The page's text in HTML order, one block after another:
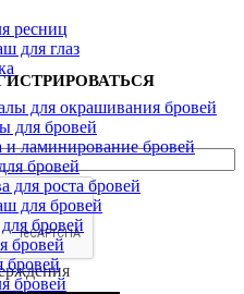
ресниц
для глаз
для окрашивания бровей
для бровей
и ламинирование бровей
бровей
для роста бровей
для бровей
бровей
бровей
бровей
бровей